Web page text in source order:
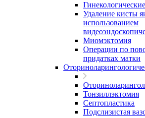
Удаление кисты
использованием
Миомэктомия
Операции по
придатках матки
Тонзиллэктомия
Септопластика
Подслизистая